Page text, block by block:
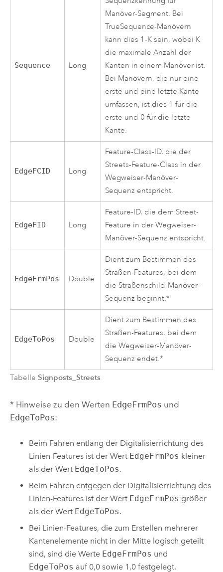
Sequence Long
Manöver-Segment. Bei
TrueSequence-Manövern
kann dies 1-K sein, wobei K
die maximale Anzahl der
Kanten in einem Manöver ist.
Bei Manövern, die nur eine
erste und eine letzte Kante
umfassen, ist dies 1 für die
erste und 0 für die letzte
Kante.
EdgeFCID Long
Feature-Class-ID, die der
Streets-Feature-Class in der
Wegweiser-Manöver-
Sequenz entspricht.
EdgeFID Long
Feature-ID, die dem Street-
Feature in der Wegweiser-
Manöver-Sequenz entspricht.
EdgeFrmPos Double
Dient zum Bestimmen des
Straßen-Features, bei dem
die Straßenschild-Manöver-
Sequenz beginnt.*
EdgeToPos Double
Dient zum Bestimmen des
Straßen-Features, bei dem
die Wegweiser-Manöver-
Sequenz endet.*
Tabelle Signposts_Streets
* Hinweise zu den Werten EdgeFrmPos und
EdgeToPos:
Beim Fahren entlang der Digitalisierrichtung des
Linien-Features ist der Wert EdgeFrmPos kleiner
als der Wert EdgeToPos.
Beim Fahren entgegen der Digitalisierrichtung des
Linien-Features ist der Wert EdgeFrmPos größer
als der Wert EdgeToPos.
Bei Linien-Features, die zum Erstellen mehrerer
Kantenelemente nicht in der Mitte logisch geteilt
sind, sind die Werte EdgeFrmPos und
EdgeToPos auf 0,0 sowie 1,0 festgelegt.